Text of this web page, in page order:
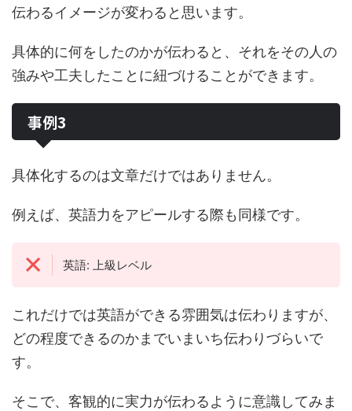
伝わるイメージが変わると思います。
具体的に何をしたのかが伝わると、それをその人の
強みや工夫したことに紐づけることができます。
事例3
具体化するのは文章だけではありません。
例えば、英語力をアピールする際も同様です。
英語: 上級レベル
これだけでは英語ができる雰囲気は伝わりますが、
どの程度できるのかまでいまいち伝わりづらいで
す。
そこで、客観的に実力が伝わるように意識してみま